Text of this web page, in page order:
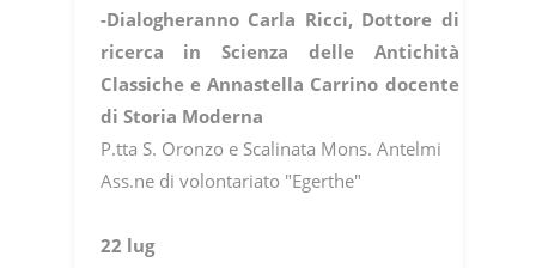
-Dialogheranno Carla Ricci, Dottore di
ricerca in Scienza delle Antichità
Classiche e Annastella Carrino docente
di Storia Moderna
P.tta S. Oronzo e Scalinata Mons. Antelmi
Ass.ne di volontariato "Egerthe"
22 lug